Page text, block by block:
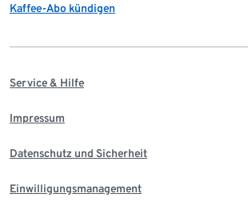
Kaffee-Abo kündigen
Service & Hilfe
Impressum
Datenschutz und Sicherheit
Einwilligungsmanagement